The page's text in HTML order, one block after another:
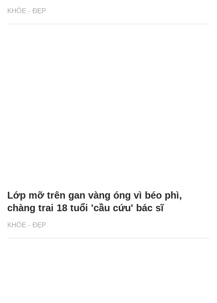
KHỎE - ĐẸP
KHỎE - ĐẸP
Lớp mỡ trên gan vàng óng vì béo phì,
chàng trai 18 tuổi 'cầu cứu' bác sĩ